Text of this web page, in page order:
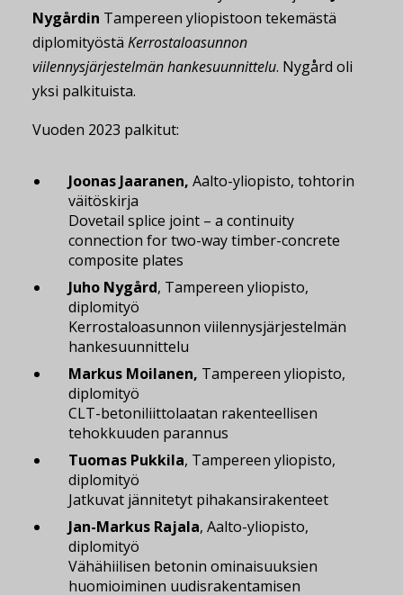
Nygårdin Tampereen yliopistoon tekemästä
diplomityöstä Kerrostaloasunnon
viilennysjärjestelmän hankesuunnittelu. Nygård oli
yksi palkituista.
Vuoden 2023 palkitut:
Joonas Jaaranen, Aalto-yliopisto, tohtorin
väitöskirja
Dovetail splice joint – a continuity
connection for two-way timber-concrete
composite plates
Juho Nygård, Tampereen yliopisto,
diplomityö
Kerrostaloasunnon viilennysjärjestelmän
hankesuunnittelu
Markus Moilanen, Tampereen yliopisto,
diplomityö
CLT-betoniliittolaatan rakenteellisen
tehokkuuden parannus
Tuomas Pukkila, Tampereen yliopisto,
diplomityö
Jatkuvat jännitetyt pihakansirakenteet
Jan-Markus Rajala, Aalto-yliopisto,
diplomityö
Vähähiilisen betonin ominaisuuksien
huomioiminen uudisrakentamisen